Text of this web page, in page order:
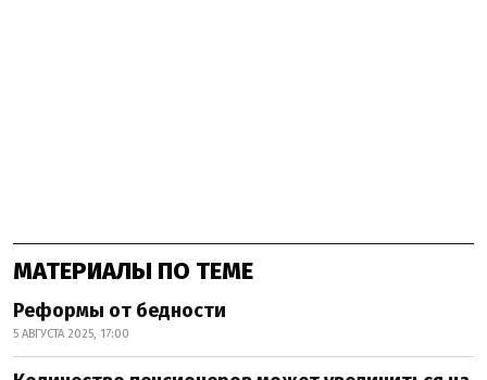
МАТЕРИАЛЫ ПО ТЕМЕ
Реформы от бедности
5 АВГУСТА 2025, 17:00